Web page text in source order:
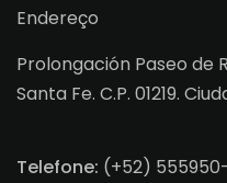
Endereço
Prolongación Paseo de
Santa Fe. C.P. 01219.
Telefone: (+52)